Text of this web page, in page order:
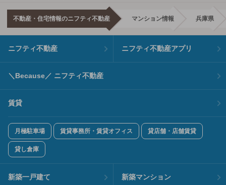
不動産・住宅情報のニフティ不動産 マンション情報 兵庫県
ニフティ不動産 ニフティ不動産アプリ
＼Because／ ニフティ不動産
賃貸
月極駐車場 賃貸事務所・賃貸オフィス 貸店舗・店舗賃貸
貸し倉庫
新築一戸建て 新築マンション